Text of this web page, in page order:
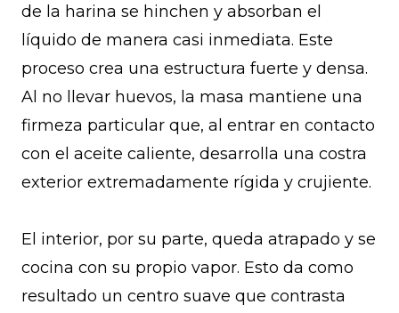
de la harina se hinchen y absorban el
líquido de manera casi inmediata. Este
proceso crea una estructura fuerte y densa.
Al no llevar huevos, la masa mantiene una
firmeza particular que, al entrar en contacto
con el aceite caliente, desarrolla una costra
exterior extremadamente rígida y crujiente.
El interior, por su parte, queda atrapado y se
cocina con su propio vapor. Esto da como
resultado un centro suave que contrasta